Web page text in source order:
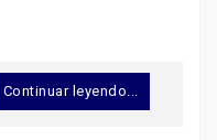
Continuar leyendo...